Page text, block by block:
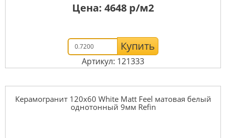
Цена: 4648 р/м2
Купить
Артикул: 121333
Керамогранит 120x60 White Matt Feel матовая белый
однотонный 9мм Refin